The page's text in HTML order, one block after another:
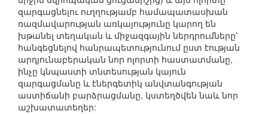
զարգացնելու ուղղությամբ համապատասխան
ռազմավարության առկայությունը կարող են
խթանել տեղական և միջազգային ներդրումները՝
հանգեցնելով հանրապետությունում ըստ էության
արդյունաբերական նոր ոլորտի հաստատմանը,
ինչը կնպաստի տնտեսության կայուն
զարգացմանը և էներգետիկ անվտանգության
աստիճանի բարձրացմանը, կստեղծվեն նաև նոր
աշխատատեղեր: